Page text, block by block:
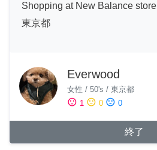
Shopping at New Balance store
東京都
Everwood
女性 / 50's / 東京都
sentiment_satisfied 1 sentiment_neutral 0 sentiment_dissatisfied 0
終了